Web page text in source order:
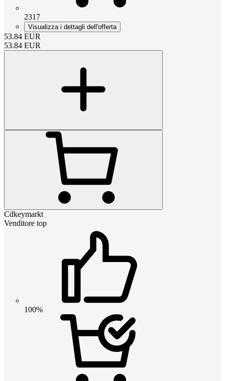
2317
Visualizza i dettagli dell'offerta
53.84 EUR
53.84 EUR
Cdkeymarkt
Venditore top
100%